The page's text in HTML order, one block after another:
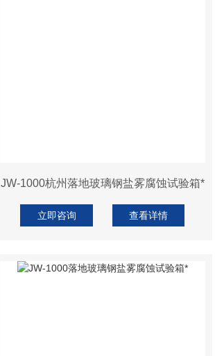
JW-1000杭州落地玻璃钢盐雾腐蚀试验箱*
立即咨询 查看详情